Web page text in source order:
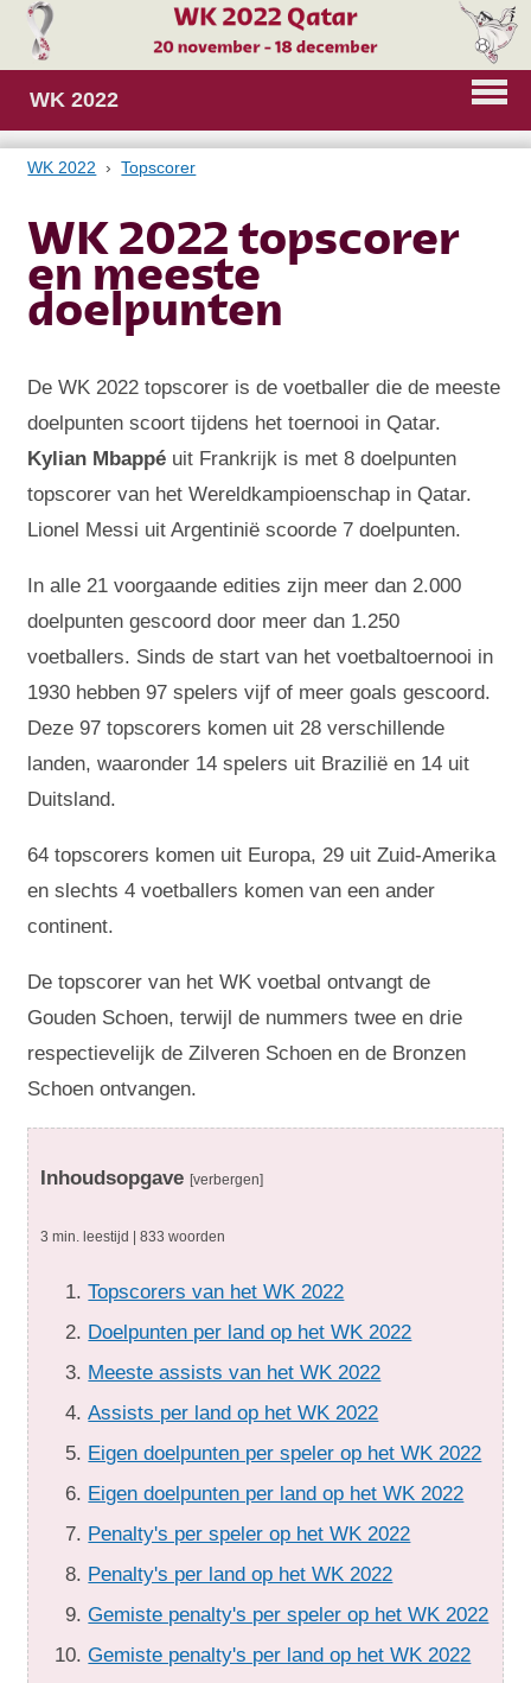
WK 2022
WK 2022 Topscorer
WK 2022 topscorer
en meeste
doelpunten
De WK 2022 topscorer is de voetballer die de meeste
doelpunten scoort tijdens het toernooi in Qatar.
Kylian Mbappé uit Frankrijk is met 8 doelpunten
topscorer van het Wereldkampioenschap in Qatar.
Lionel Messi uit Argentinië scoorde 7 doelpunten.
In alle 21 voorgaande edities zijn meer dan 2.000
doelpunten gescoord door meer dan 1.250
voetballers. Sinds de start van het voetbaltoernooi in
1930 hebben 97 spelers vijf of meer goals gescoord.
Deze 97 topscorers komen uit 28 verschillende
landen, waaronder 14 spelers uit Brazilië en 14 uit
Duitsland.
64 topscorers komen uit Europa, 29 uit Zuid-Amerika
en slechts 4 voetballers komen van een ander
continent.
De topscorer van het WK voetbal ontvangt de
Gouden Schoen, terwijl de nummers twee en drie
respectievelijk de Zilveren Schoen en de Bronzen
Schoen ontvangen.
Inhoudsopgave [verbergen]
3 min. leestijd | 833 woorden
Topscorers van het WK 2022
Doelpunten per land op het WK 2022
Meeste assists van het WK 2022
Assists per land op het WK 2022
Eigen doelpunten per speler op het WK 2022
Eigen doelpunten per land op het WK 2022
Penalty's per speler op het WK 2022
Penalty's per land op het WK 2022
Gemiste penalty's per speler op het WK 2022
Gemiste penalty's per land op het WK 2022